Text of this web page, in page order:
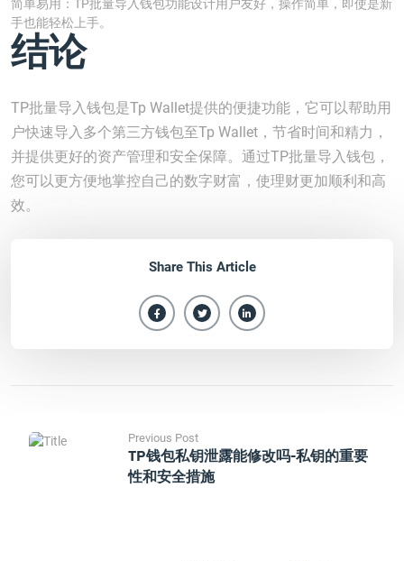
简单易用：TP批量导入钱包功能设计用户友好，操作简单，即使是新
手也能轻松上手。
结论
TP批量导入钱包是Tp Wallet提供的便捷功能，它可以帮助用
户快速导入多个第三方钱包至Tp Wallet，节省时间和精力，
并提供更好的资产管理和安全保障。通过TP批量导入钱包，
您可以更方便地掌控自己的数字财富，使理财更加顺利和高
效。
Share This Article
Previous Post
TP钱包私钥泄露能修改吗-私钥的重要
性和安全措施